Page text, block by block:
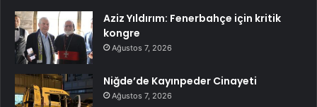
Aziz Yıldırım: Fenerbahçe için kritik
kongre
Ağustos 7, 2026
Niğde’de Kayınpeder Cinayeti
Ağustos 7, 2026